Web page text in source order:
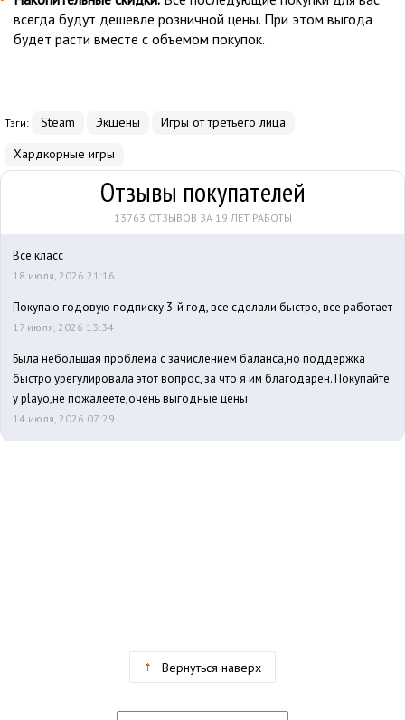
всегда будут дешевле розничной цены. При этом выгода
будет расти вместе с объемом покупок.
Тэги: Steam Экшены
Игры от третьего лица
Хардкорные игры
Отзывы покупателей
13763 ОТЗЫВОВ ЗА 19 ЛЕТ РАБОТЫ
Все класс
18 июля, 2026 21:16
Покупаю годовую подписку 3-й год, все сделали быстро, все работает
17 июля, 2026 13:34
Была небольшая проблема с зачислением баланса,но поддержка
быстро урегулировала этот вопрос, за что я им благодарен. Покупайте
у playo,не пожалеете,очень выгодные цены
14 июля, 2026 07:29
Вернуться наверх